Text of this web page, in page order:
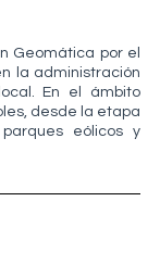
Geomática por el
la administración
En el ámbito
desde la etapa
eólicos y